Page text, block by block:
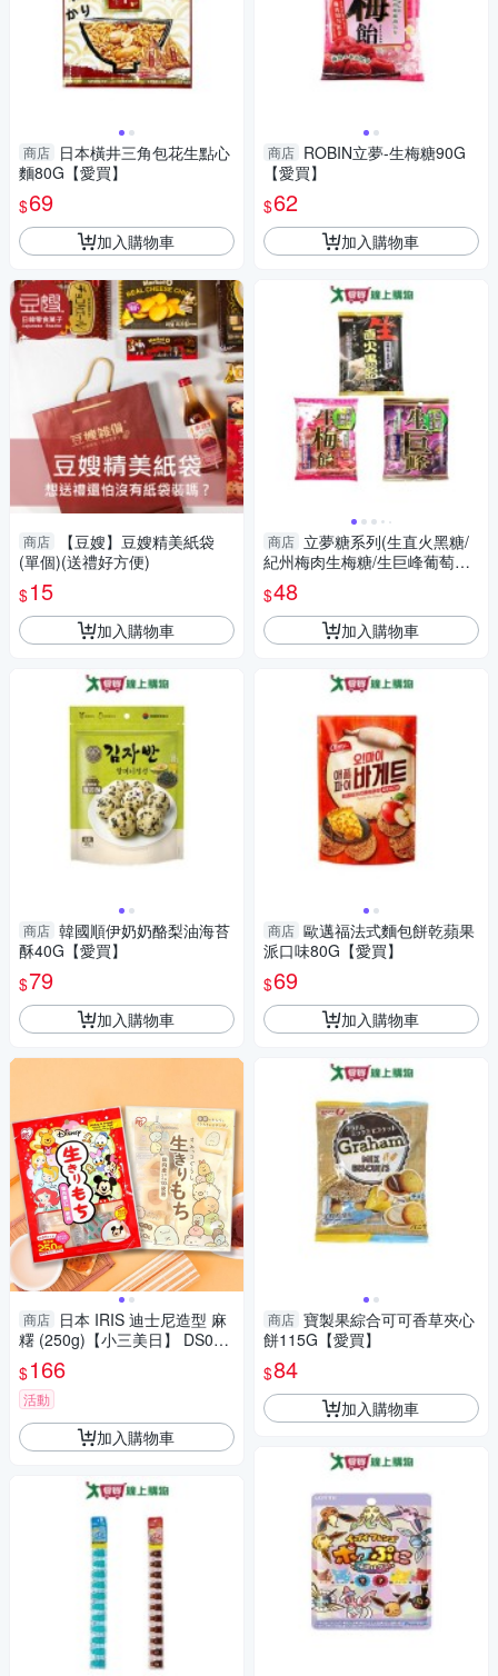
商店 日本橫井三角包花生點心
麵80G【愛買】
$69
加入購物車
商店
【豆嫂】豆嫂精美紙袋
(單個)(送禮好方便)
$15
加入購物車
商店 韓國順伊奶奶酪梨油海苔
酥40G【愛買】
$79
加入購物車
商店 日本 IRIS 迪士尼造型 麻
糬 (250g)【小三美日】 DS016
767 拜拜 七夕 土地公 零食 下
午茶
$166
活動
加入購物車
商店 ROBIN立夢-生梅糖90G
【愛買】
$62
加入購物車
商店 立夢糖系列(生直火黑糖/
紀州梅肉生梅糖/生巨峰葡萄糖)
(52.2-70G/包)【愛買】
$48
加入購物車
商店 歐邁福法式麵包餅乾蘋果
派口味80G【愛買】
$69
加入購物車
商店 寶製果綜合可可香草夾心
餅115G【愛買】
$84
加入購物車